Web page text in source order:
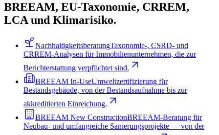
BREEAM, EU-Taxonomie, CRREM,
LCA und Klimarisiko.
NachhaltigkeitsberatungTaxonomie-, CSRD- und
CRREM-Analysen für Immobilienunternehmen, die zur
Berichterstattung verpflichtet sind.
BREEAM In-UseUmweltzertifizierung für
Bestandsgebäude, von der Bestandsaufnahme bis zur
akkreditierten Einreichung.
BREEAM New ConstructionBREEAM-Beratung für
Neubau- und umfangreiche Sanierungsprojekte — von der